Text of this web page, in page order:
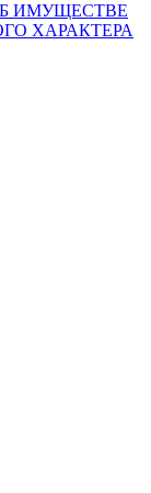
ИМУЩЕСТВЕ
ХАРАКТЕРА